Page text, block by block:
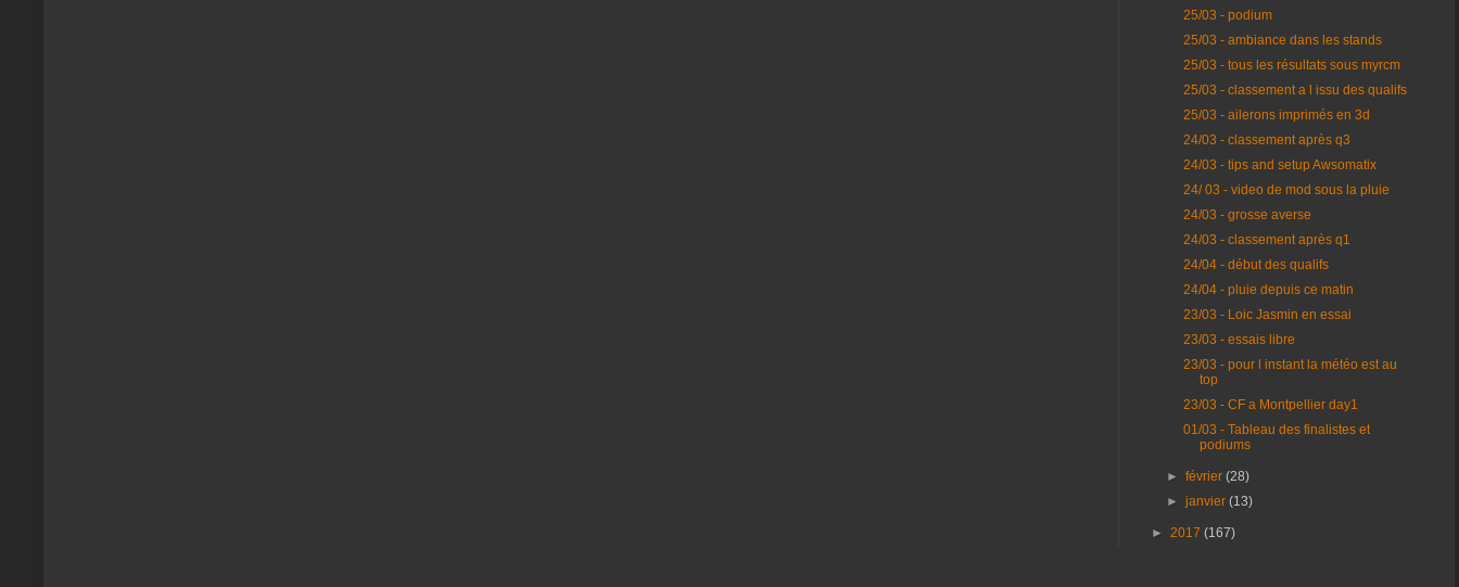
25/03 - podium
25/03 - ambiance dans les stands
25/03 - tous les résultats sous myrcm
25/03 - classement a l issu des qualifs
25/03 - ailerons imprimés en 3d
24/03 - classement après q3
24/03 - tips and setup Awsomatix
24/ 03 - video de mod sous la pluie
24/03 - grosse averse
24/03 - classement après q1
24/04 - début des qualifs
24/04 - pluie depuis ce matin
23/03 - Loic Jasmin en essai
23/03 - essais libre
23/03 - pour l instant la météo est au
top
23/03 - CF a Montpellier day1
01/03 - Tableau des finalistes et
podiums
►février(28)
►janvier(13)
► 2017 (167)